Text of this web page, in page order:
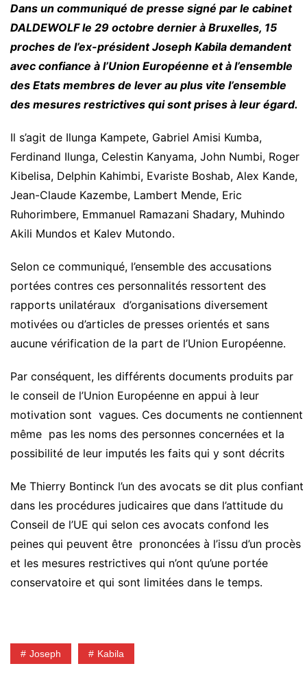
Dans un communiqué de presse signé par le cabinet
DALDEWOLF le 29 octobre dernier à Bruxelles, 15
proches de l’ex-président Joseph Kabila demandent
avec confiance à l’Union Européenne et à l’ensemble
des Etats membres de lever au plus vite l’ensemble
des mesures restrictives qui sont prises à leur égard.
Il s’agit de Ilunga Kampete, Gabriel Amisi Kumba,
Ferdinand Ilunga, Celestin Kanyama, John Numbi, Roger
Kibelisa, Delphin Kahimbi, Evariste Boshab, Alex Kande,
Jean-Claude Kazembe, Lambert Mende, Eric
Ruhorimbere, Emmanuel Ramazani Shadary, Muhindo
Akili Mundos et Kalev Mutondo.
Selon ce communiqué, l’ensemble des accusations
portées contres ces personnalités ressortent des
rapports unilatéraux d’organisations diversement
motivées ou d’articles de presses orientés et sans
aucune vérification de la part de l’Union Européenne.
Par conséquent, les différents documents produits par
le conseil de l’Union Européenne en appui à leur
motivation sont vagues. Ces documents ne contiennent
même pas les noms des personnes concernées et la
possibilité de leur imputés les faits qui y sont décrits
Me Thierry Bontinck l’un des avocats se dit plus confiant
dans les procédures judicaires que dans l’attitude du
Conseil de l’UE qui selon ces avocats confond les
peines qui peuvent être prononcées à l’issu d’un procès
et les mesures restrictives qui n’ont qu’une portée
conservatoire et qui sont limitées dans le temps.
Joseph Kabila